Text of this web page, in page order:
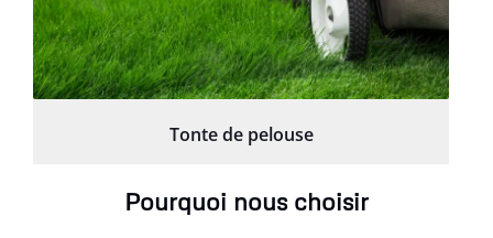
Tonte de pelouse
Pourquoi nous choisir